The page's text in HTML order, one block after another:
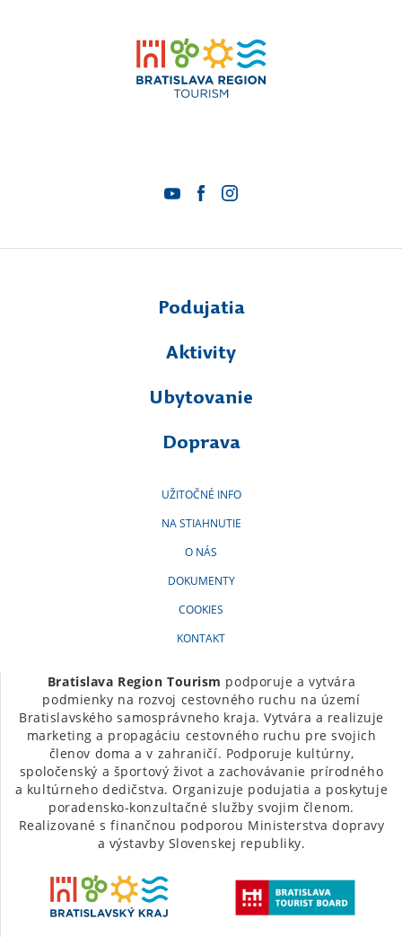
Podujatia
Aktivity
Ubytovanie
Doprava
UŽITOČNÉ INFO
NA STIAHNUTIE
O NÁS
DOKUMENTY
COOKIES
KONTAKT
Bratislava Region Tourism podporuje a vytvára
podmienky na rozvoj cestovného ruchu na území
Bratislavského samosprávneho kraja. Vytvára a realizuje
marketing a propagáciu cestovného ruchu pre svojich
členov doma a v zahraničí. Podporuje kultúrny,
spoločenský a športový život a zachovávanie prírodného
a kultúrneho dedičstva. Organizuje podujatia a poskytuje
poradensko-konzultačné služby svojim členom.
Realizované s finančnou podporou Ministerstva dopravy
a výstavby Slovenskej republiky.